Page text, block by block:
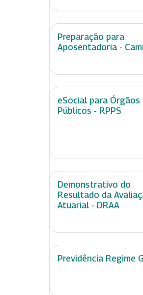
Preparação para
Aposentadoria -
eSocial para Órgãos
Públicos - RPPS
Demonstrativo do
Resultado da
Atuarial - DRAA
Previdência Regime